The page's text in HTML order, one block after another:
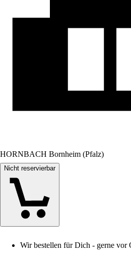
HORNBACH Bornheim (Pfalz)
Nicht reservierbar
Wir bestellen für Dich - gerne vor